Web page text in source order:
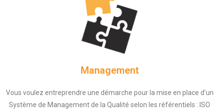
Management
Vous voulez entreprendre une démarche pour la mise en place d'un
Système de Management de la Qualité selon les référentiels : ISO